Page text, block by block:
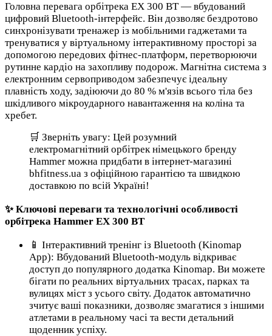
Головна перевага орбітрека EX 300 BT — вбудований
цифровий Bluetooth-інтерфейс. Він дозволяє бездротово
синхронізувати тренажер із мобільними гаджетами та
тренуватися у віртуальному інтерактивному просторі за
допомогою передових фітнес-платформ, перетворюючи
рутинне кардіо на захопливу подорож. Магнітна система з
електронним сервоприводом забезпечує ідеальну
плавність ходу, задіюючи до 80 % м'язів всього тіла без
шкідливого мікроударного навантаження на коліна та
хребет.
🛒 Зверніть увагу: Цей розумний
електромагнітний орбітрек німецького бренду
Hammer можна придбати в інтернет-магазині
bhfitness.ua з офіційною гарантією та швидкою
доставкою по всій Україні!
✨ Ключові переваги та технологічні особливості
орбітрека Hammer EX 300 BT
📱 Інтерактивний тренінг із Bluetooth (Kinomap
App): Вбудований Bluetooth-модуль відкриває
доступ до популярного додатка Kinomap. Ви можете
бігати по реальних віртуальних трасах, парках та
вулицях міст з усього світу. Додаток автоматично
зчитує ваші показники, дозволяє змагатися з іншими
атлетами в реальному часі та вести детальний
щоденник успіху.